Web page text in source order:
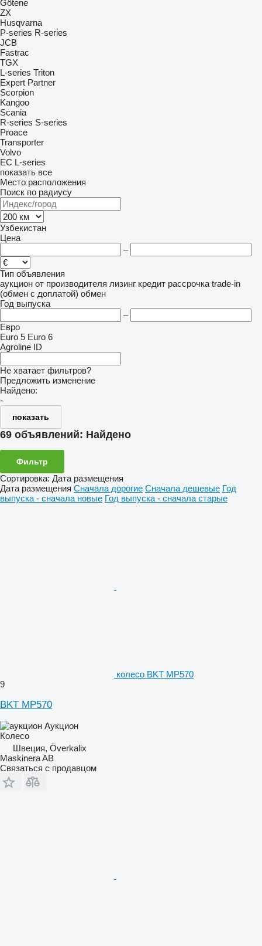
Götene
ZX
Husqvarna
P-series R-series
JCB
Fastrac
TGX
L-series Triton
Expert Partner
Scorpion
Kangoo
Scania
R-series S-series
Proace
Transporter
Volvo
EC L-series
показать все
Место расположения
Поиск по радиусу
Узбекистан
Цена
–
Тип объявления
аукцион от производителя лизинг кредит рассрочка trade-in
(обмен с доплатой) обмен
Год выпуска
–
Евро
Euro 5 Euro 6
Agroline ID
Не хватает фильтров?
Предложить изменение
Найдено:
-
показать
69 объявлений: Найдено
Фильтр
Сортировка: Дата размещения
Дата размещения Сначала дорогие Сначала дешевые Год
выпуска - сначала новые Год выпуска - сначала старые
колесо BKT MP570
9
BKT MP570
Аукцион
Колесо
Швеция, Överkalix
Maskinera AB
Связаться с продавцом